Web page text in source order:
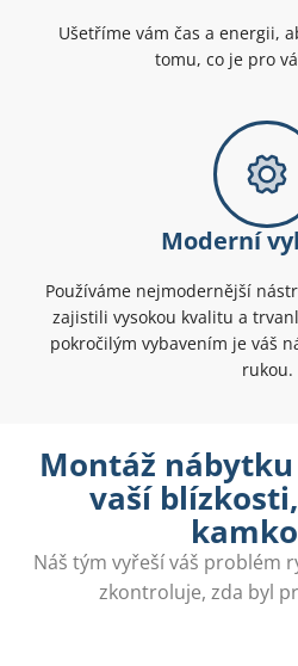
Ušetříme vám čas a energii,
tomu, co je pro
Moderní
Používáme nejmodernější
zajistili vysokou kvalitu a
pokročilým vybavením je váš
rukou.
Montáž
vaší
Náš tým vyřeší váš problém
zkontroluje, zda byl